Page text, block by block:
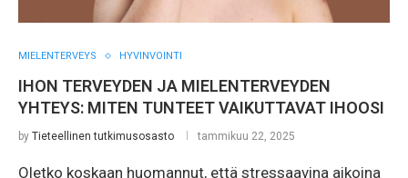
MIELENTERVEYS HYVINVOINTI
IHON TERVEYDEN JA MIELENTERVEYDEN
YHTEYS: MITEN TUNTEET VAIKUTTAVAT IHOOSI
by Tieteellinen tutkimusosasto tammikuu 22, 2025
Oletko koskaan huomannut, että stressaavina aikoina